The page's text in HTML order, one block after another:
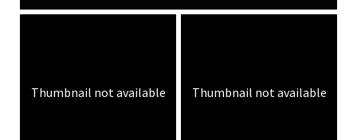
Thumbnail not available Thumbnail not available